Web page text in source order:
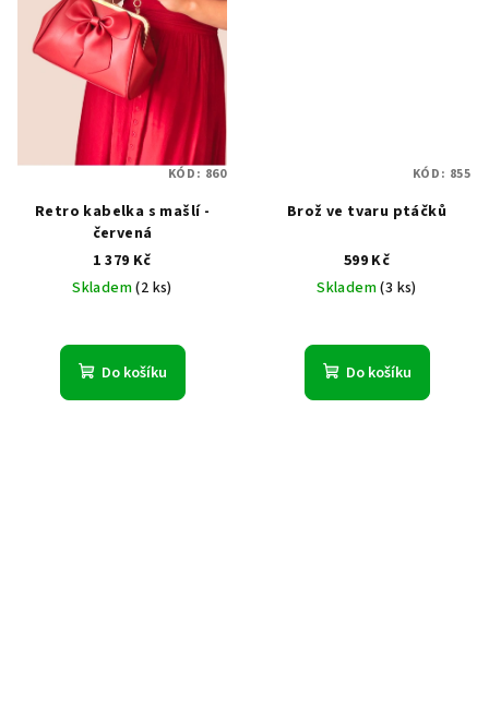
Retro kabelka s mašlí -
červená
1 379 Kč
Skladem(2 ks)
Do košíku
KÓD: 860
Brož ve tvaru ptáčků
599 Kč
Skladem(3 ks)
Do košíku
KÓD: 855